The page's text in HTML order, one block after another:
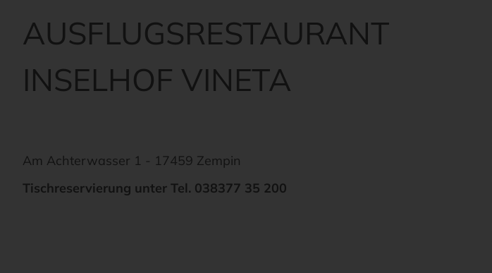
AUSFLUGSRESTAURANT
INSELHOF VINETA
Am Achterwasser 1 - 17459 Zempin
Tischreservierung unter Tel. 038377 35 200